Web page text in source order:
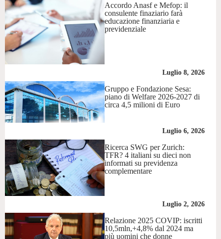
Accordo Anasf e Mefop: il
consulente finaziario farà
educazione finanziaria e
previdenziale
Luglio 8, 2026
Gruppo e Fondazione Sesa:
piano di Welfare 2026-2027 di
circa 4,5 milioni di Euro
Luglio 6, 2026
Ricerca SWG per Zurich:
TFR? 4 italiani su dieci non
informati su previdenza
complementare
Luglio 2, 2026
Relazione 2025 COVIP: iscritti
10,5mln,+4,8% dal 2024 ma
più uomini che donne